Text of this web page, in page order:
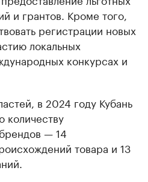
и грантов. Кроме того,
регистрации новых
локальных
конкурсах и
в 2024 году Кубань
количеству
— 14
товара и 13